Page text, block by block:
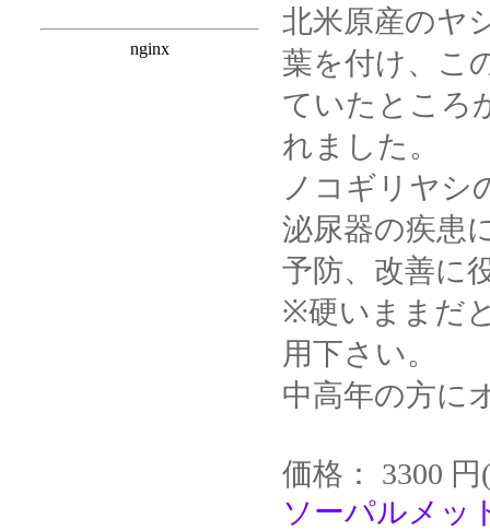
北米原産のヤ
葉を付け、こ
ていたところ
れました。
ノコギリヤシ
泌尿器の疾患
予防、改善に
※硬いままだ
用下さい。
中高年の方に
価格： 3300
ソーパルメッ